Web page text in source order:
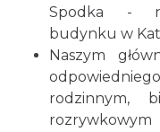
Spodka -
budynku w
Naszym
rodzinnym,